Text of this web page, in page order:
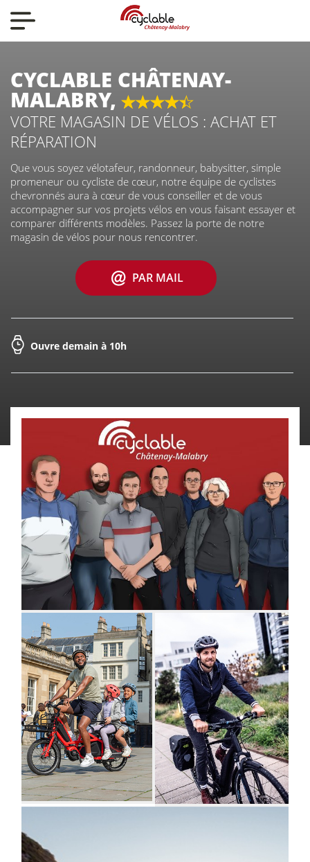
Nos actualités
Nos vélos
Qui sommes-nous ?
Nous contacter
CYCLABLE
À CHÂTENAY-MALABRY
Entretien
réparation
Essai de
vélos
Financement
Assurance
Entreprises
&
collectivités
Vélo
de courtoisie
Marquage
vélo
Accueil
randonneur
CYCLABLE CHÂTENAY-
MALABRY,
VOTRE MAGASIN DE VÉLOS : ACHAT ET
RÉPARATION
Que vous soyez vélotafeur, randonneur, babysitter, simple
promeneur ou cycliste de cœur, notre équipe de cyclistes
chevronnés aura à cœur de vous conseiller et de vous
accompagner sur vos projets vélos en vous faisant essayer et
comparer différents modèles. Passez la porte de notre
magasin de vélos pour nous rencontrer.
PAR MAIL
Ouvre demain à 10h